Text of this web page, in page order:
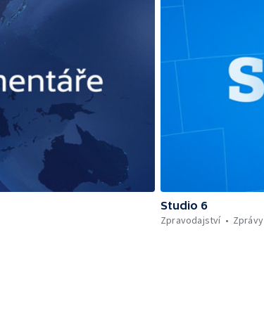
Studio 6
Zpravodajství
Zprávy